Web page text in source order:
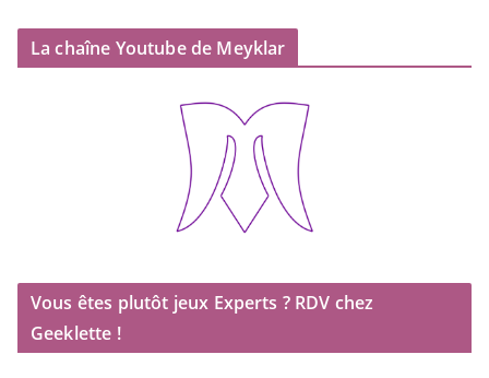
La chaîne Youtube de Meyklar
Vous êtes plutôt jeux Experts ? RDV chez
Geeklette !